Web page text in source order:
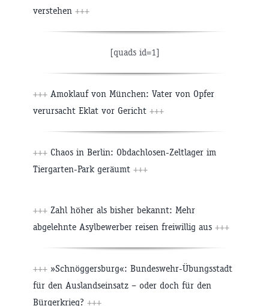
verstehen +++
[quads id=1]
+++ Amoklauf von München: Vater von Opfer
verursacht Eklat vor Gericht +++
+++ Chaos in Berlin: Obdachlosen-Zeltlager im
Tiergarten-Park geräumt +++
+++ Zahl höher als bisher bekannt: Mehr
abgelehnte Asylbewerber reisen freiwillig aus +++
+++ »Schnöggersburg«: Bundeswehr-Übungsstadt
für den Auslandseinsatz – oder doch für den
Bürgerkrieg? +++